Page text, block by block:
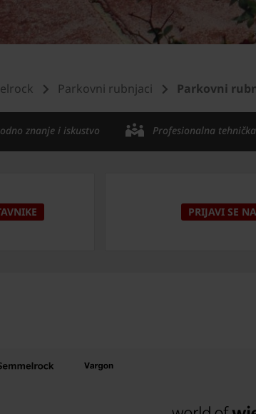
Parkovni rubnjaci Parkovni
znanje i iskustvo Profesionalna
PRIJAVI SE